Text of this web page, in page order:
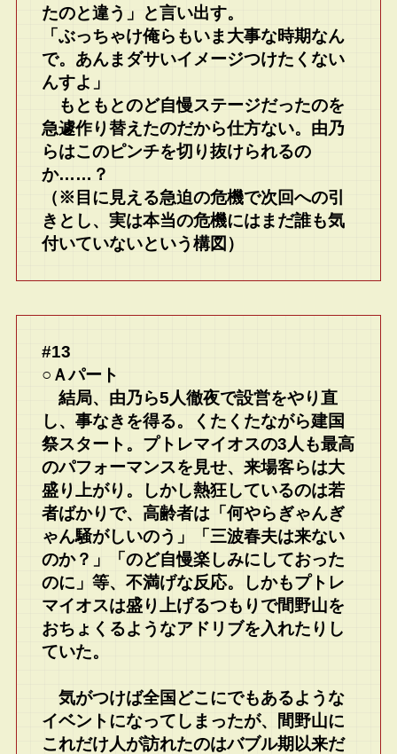
たのと違う」と言い出す。
「ぶっちゃけ俺らもいま大事な時期なん
で。あんまダサいイメージつけたくない
んすよ」
もともとのど自慢ステージだったのを
急遽作り替えたのだから仕方ない。由乃
らはこのピンチを切り抜けられるの
か……？
（※目に見える急迫の危機で次回への引
きとし、実は本当の危機にはまだ誰も気
付いていないという構図）
#13
○Ａパート
結局、由乃ら5人徹夜で設営をやり直
し、事なきを得る。くたくたながら建国
祭スタート。プトレマイオスの3人も最高
のパフォーマンスを見せ、来場客らは大
盛り上がり。しかし熱狂しているのは若
者ばかりで、高齢者は「何やらぎゃんぎ
ゃん騒がしいのう」「三波春夫は来ない
のか？」「のど自慢楽しみにしておった
のに」等、不満げな反応。しかもプトレ
マイオスは盛り上げるつもりで間野山を
おちょくるようなアドリブを入れたりし
ていた。
気がつけば全国どこにでもあるような
イベントになってしまったが、間野山に
これだけ人が訪れたのはバブル期以来だ